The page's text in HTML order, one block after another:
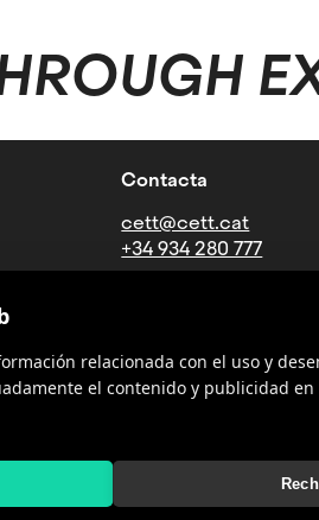
Contacta
cett@cett.cat
+34 934 280 777
relacionada con el uso y
el contenido y publicidad